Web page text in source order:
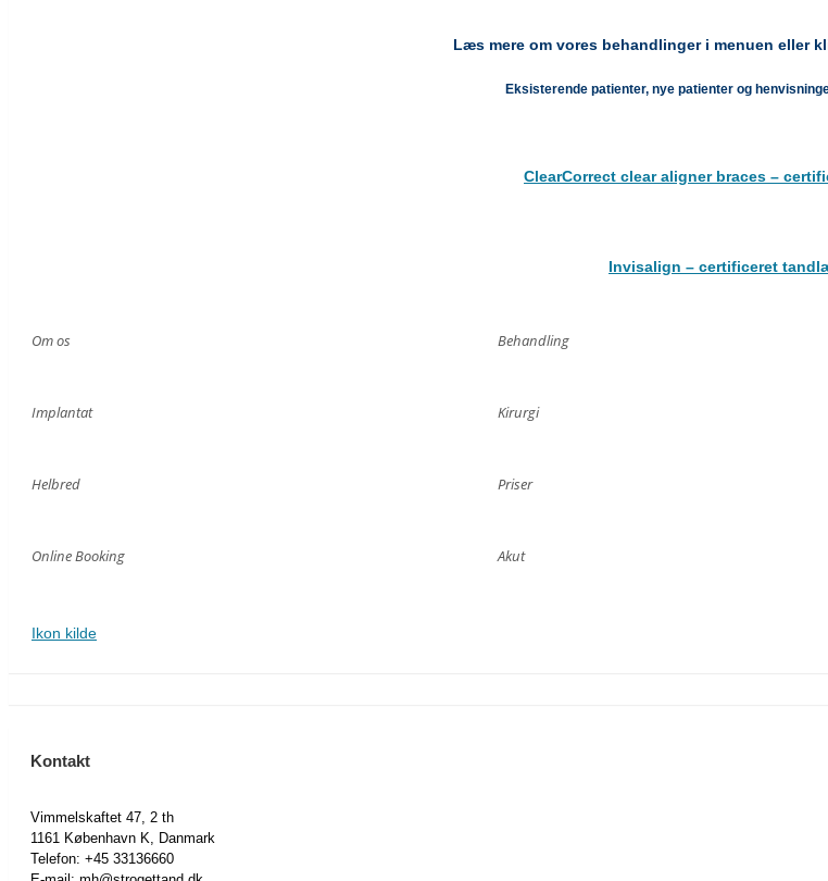
Læs mere om vores behandlinger i menuen eller
Eksisterende patienter, nye patienter og
ClearCorrect clear aligner braces –
Invisalign – certificeret
Om os
Implantat
Helbred
Online Booking
Behandling
Kirurgi
Priser
Akut
Ikon kilde
Kontakt
Vimmelskaftet 47, 2 th
1161 København K, Danmark
Telefon: +45 33136660